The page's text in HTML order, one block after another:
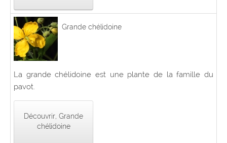
Grande chélidoine
La grande chélidoine est une plante de la famille du
pavot.
Découvrir, Grande
chélidoine